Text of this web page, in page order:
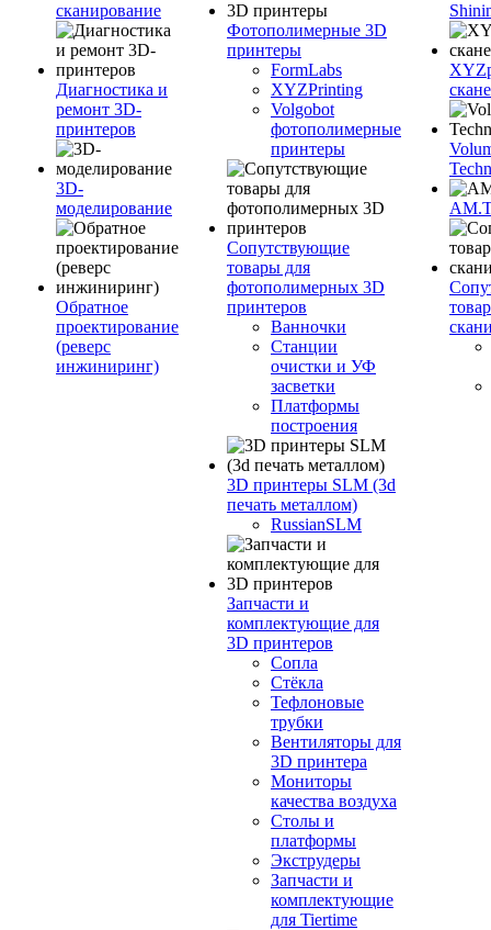
сканирование
Диагностика и
ремонт 3D-
принтеров
3D-
моделирование
Обратное
проектирование
(реверс
инжиниринг)
Фотополимерные 3D
принтеры
FormLabs
XYZPrinting
Volgobot
фотополимерные
принтеры
Сопутствующие
товары для
фотополимерных 3D
принтеров
Ванночки
Станции
очистки и УФ
засветки
Платформы
построения
3D принтеры SLM (3d
печать металлом)
RussianSLM
Запчасти и
комплектующие для
3D принтеров
Сопла
Cтёкла
Тефлоновые
трубки
Вентиляторы для
3D принтера
Мониторы
качества воздуха
Столы и
платформы
Экструдеры
Запчасти и
комплектующие
для Tiertime